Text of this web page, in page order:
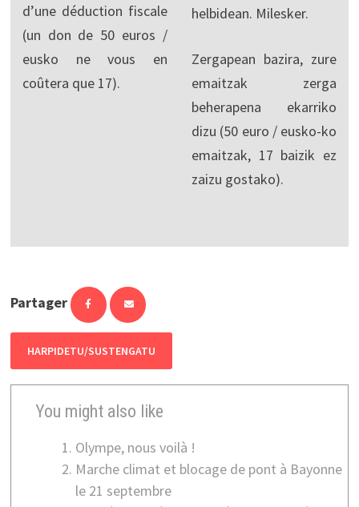
d’une déduction fiscale
(un don de 50 euros /
eusko ne vous en
coûtera que 17).
helbidean. Milesker.
Zergapean bazira, zure
emaitzak zerga
beherapena ekarriko
dizu (50 euro / eusko-ko
emaitzak, 17 baizik ez
zaizu gostako).
Partager
HARPIDETU/SUSTENGATU
You might also like
Olympe, nous voilà !
Marche climat et blocage de pont à Bayonne
le 21 septembre